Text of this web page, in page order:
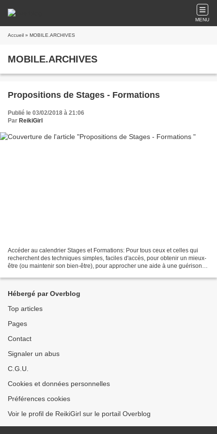
MENU
Accueil » MOBILE.ARCHIVES
MOBILE.ARCHIVES
Propositions de Stages - Formations
Publié le 03/02/2018 à 21:06
Par ReikiGirl
Accéder au calendrier Stages et Formations: Pour tous ceux et celles qui
recherchent des techniques simples, faciles d'accès, pour obtenir un mieux-
être (ou maintenir son bien-être), pour approcher une aide à une guérison
Hébergé par Overblog
Top articles
Pages
Contact
Signaler un abus
C.G.U.
Cookies et données personnelles
Préférences cookies
Voir le profil de ReikiGirl sur le portail Overblog